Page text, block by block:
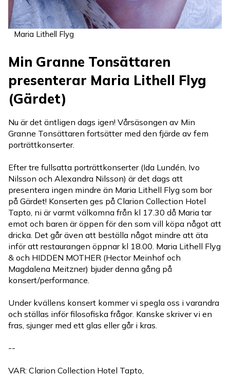
Maria Lithell Flyg
Min Granne Tonsättaren
presenterar Maria Lithell Flyg
(Gärdet)
Nu är det äntligen dags igen! Vårsäsongen av Min
Granne Tonsättaren fortsätter med den fjärde av fem
porträttkonserter.
Efter tre fullsatta porträttkonserter (Ida Lundén, Ivo
Nilsson och Alexandra Nilsson) är det dags att
presentera ingen mindre än Maria Lithell Flyg som bor
på Gärdet! Konserten ges på Clarion Collection Hotel
Tapto, ni är varmt välkomna från kl 17.30 då Maria tar
emot och baren är öppen för den som vill köpa något att
dricka. Det går även att beställa något mindre att äta
inför att restaurangen öppnar kl 18.00. Maria Lithell Flyg
& och HIDDEN MOTHER (Hector Meinhof och
Magdalena Meitzner) bjuder denna gång på
konsert/performance.
Under kvällens konsert kommer vi spegla oss i varandra
och ställas inför filosofiska frågor. Kanske skriver vi en
fras, sjunger med ett glas eller går i kras.
--
VAR: Clarion Collection Hotel Tapto,